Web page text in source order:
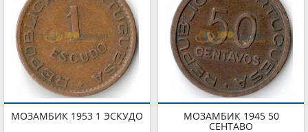
МОЗАМБИК 1953 1 ЭСКУДО МОЗАМБИК 1945 50
СЕНТАВО